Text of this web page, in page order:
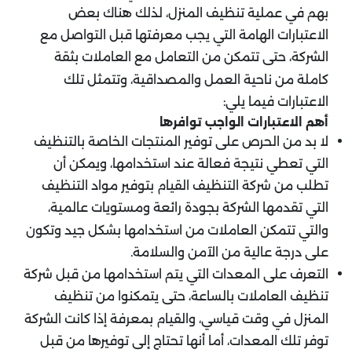
بهم في عملية تنظيف المنزل، لذلك هناك بعض
الاعتبارات الهامة التي يجب معرفتها قبل التواصل مع
الشركة، حتى تتمكن من التعامل مع العاملات بثقة
كاملة من ناحية العمل والمصداقية، وتتمثل تلك
الاعتبارات فيما يلي:
أهم الاعتبارات الواجب توافرها
لا بد من الحرص على توفير المنتجات الخاصة بالتنظيف
التي تعطي نتيجة فعالة عند استخدامها، ويمكن أن
تطلب من شركة التنظيف القيام بتوفير مواد التنظيف
التي تقدمها الشركة بجودة رائعة ومستويات عالمية،
والتي تتمكن العاملات من استخدامها بشكل جيد وتكون
على درجة عالية من الآمن والسلامة.
التعرف على المعدات التي يتم استخدامها من قبل شركة
تنظيف العاملات بالساعة، حتى يتمكنوا من تنظيف
المنزل في وقت قياسي، والقيام بمعرفة إذا كانت الشركة
توفر تلك المعدات، أما أنها تحتاج إلى توفيرها من قبل